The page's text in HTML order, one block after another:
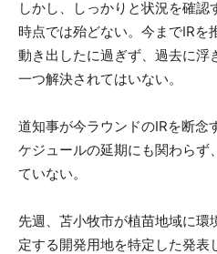
しかし、しっかりと状況を確
時点では殆どない。今までIRを
動き出したに過ぎず、過去に浮
一つ解決されてはいない。
道知事が今ラウンドのIRを断念
ケジュールの延期にも関わらず
ていない。
先週、苫小牧市が植苗地域に環
定する開発用地を特定した発